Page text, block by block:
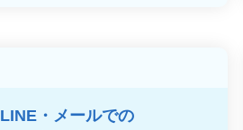
LINE・メールでの